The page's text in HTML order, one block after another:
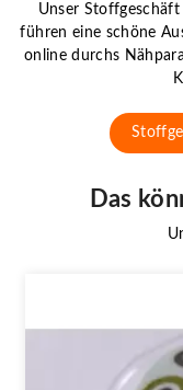
Unser
führen eine schöne
online durchs
Das